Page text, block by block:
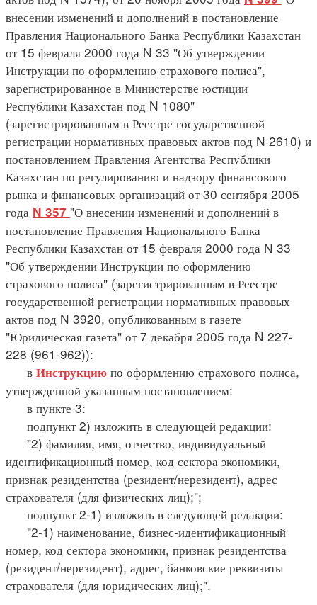
внесении изменений и дополнений в постановление
Правления Национального Банка Республики Казахстан
от 15 февраля 2000 года N 33 "Об утверждении
Инструкции по оформлению страхового полиса",
зарегистрированное в Министерстве юстиции
Республики Казахстан под N 1080"
(зарегистрированным в Реестре государственной
регистрации нормативных правовых актов под N 2610) и
постановлением Правления Агентства Республики
Казахстан по регулированию и надзору финансового
рынка и финансовых организаций от 30 сентября 2005
года N 357 "О внесении изменений и дополнений в
постановление Правления Национального Банка
Республики Казахстан от 15 февраля 2000 года N 33
"Об утверждении Инструкции по оформлению
страхового полиса" (зарегистрированным в Реестре
государственной регистрации нормативных правовых
актов под N 3920, опубликованным в газете
"Юридическая газета" от 7 декабря 2005 года N 227-
228 (961-962)):
в Инструкцию по оформлению страхового полиса,
утвержденной указанным постановлением:
в пункте 3:
подпункт 2) изложить в следующей редакции:
"2) фамилия, имя, отчество, индивидуальный
идентификационный номер, код сектора экономики,
признак резидентства (резидент/нерезидент), адрес
страхователя (для физических лиц);";
подпункт 2-1) изложить в следующей редакции:
"2-1) наименование, бизнес-идентификационный
номер, код сектора экономики, признак резидентства
(резидент/нерезидент), адрес, банковские реквизиты
страхователя (для юридических лиц);".